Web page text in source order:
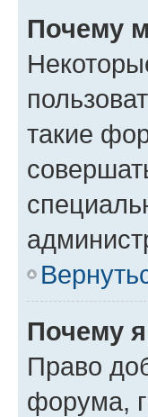
Почему
такие
Почему
Право
форума,